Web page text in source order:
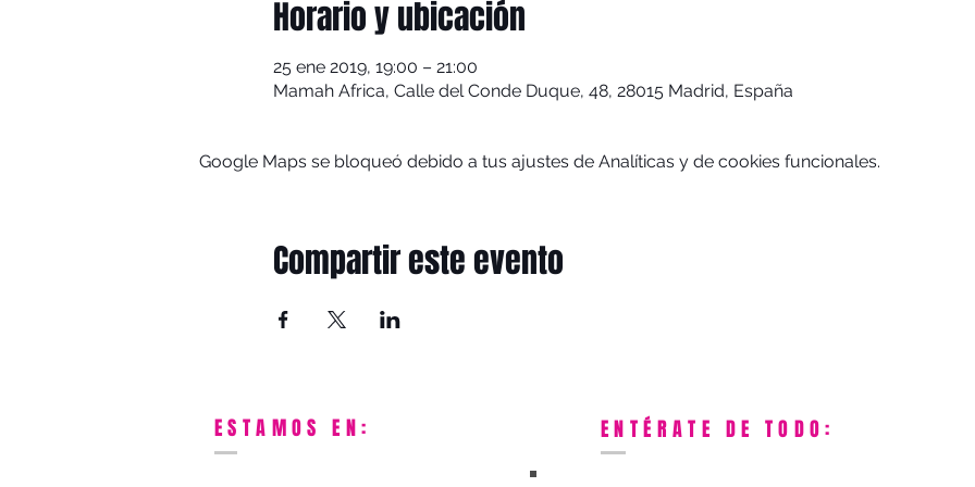
Horario y ubicación
25 ene 2019, 19:00 – 21:00
Mamah Africa, Calle del Conde Duque, 48, 28015 Madrid, España
Google Maps se bloqueó debido a tus ajustes de Analíticas y de cookies funcionales.
Compartir este evento
ESTAMOS EN: ENTÉRATE DE TODO: